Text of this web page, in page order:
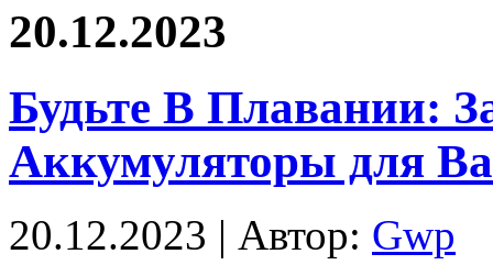
20.12.2023
Будьте В Плавании:
Аккумуляторы для
20.12.2023 | Автор: Gwp